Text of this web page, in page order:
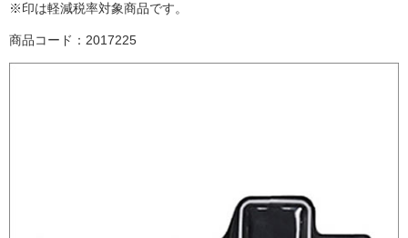
※印は軽減税率対象商品です。
商品コード：2017225